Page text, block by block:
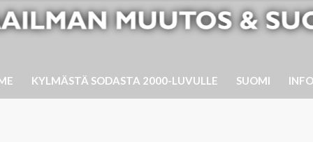
KYLMÄSTÄ SODASTA 2000-LUVULLE SUOMI